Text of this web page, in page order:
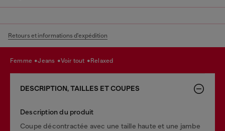
Retours et informations d'expédition
femme jeans voir tout relaxed
DESCRIPTION, TAILLES ET COUPES
Description du produit
Coupe décontractée avec une taille haute et une jambe